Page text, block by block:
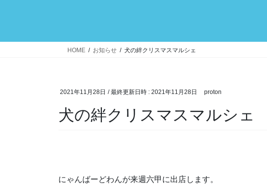
HOME お知らせ 犬の絆クリスマスマルシェ
2021年11月28日 / 最終更新日時 : 2021年11月28日 proton
犬の絆クリスマスマルシェ
にゃんばーどわんが来週六甲に出店します。